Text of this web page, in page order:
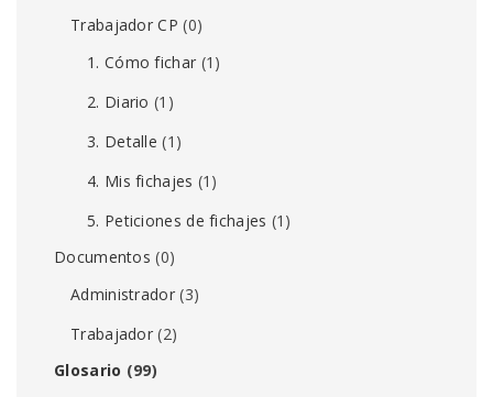
Trabajador CP (0)
1. Cómo fichar (1)
2. Diario (1)
3. Detalle (1)
4. Mis fichajes (1)
5. Peticiones de fichajes (1)
Documentos (0)
Administrador(3)
Trabajador (2)
Glosario (99)